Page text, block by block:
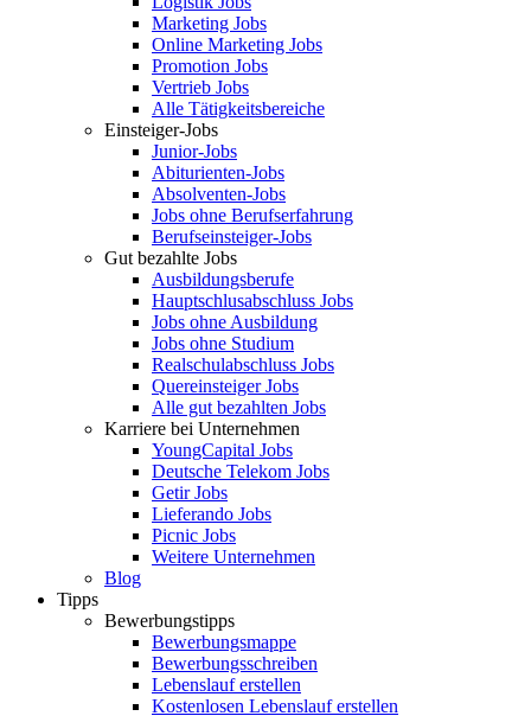
Marketing Jobs
Online Marketing Jobs
Promotion Jobs
Vertrieb Jobs
Alle Tätigkeitsbereiche
Einsteiger-Jobs
Junior-Jobs
Abiturienten-Jobs
Absolventen-Jobs
Jobs ohne Berufserfahrung
Berufseinsteiger-Jobs
Gut bezahlte Jobs
Ausbildungsberufe
Hauptschlusabschluss Jobs
Jobs ohne Ausbildung
Jobs ohne Studium
Realschulabschluss Jobs
Quereinsteiger Jobs
Alle gut bezahlten Jobs
Karriere bei Unternehmen
YoungCapital Jobs
Deutsche Telekom Jobs
Getir Jobs
Lieferando Jobs
Picnic Jobs
Weitere Unternehmen
Blog
Tipps
Bewerbungstipps
Bewerbungsmappe
Bewerbungsschreiben
Lebenslauf erstellen
Kostenlosen Lebenslauf erstellen